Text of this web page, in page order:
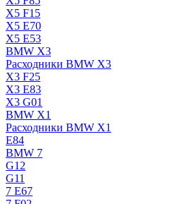
X5 F15
X5 E70
X5 E53
BMW X3
Расходники BMW X3
X3 F25
X3 E83
X3 G01
BMW X1
Расходники BMW X1
E84
BMW 7
G12
G11
7 Е67